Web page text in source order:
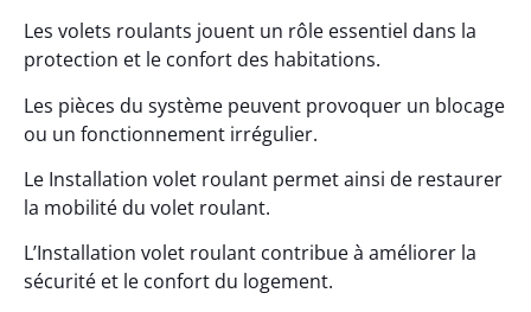
Les volets roulants jouent un rôle essentiel dans la
protection et le confort des habitations.
Les pièces du système peuvent provoquer un blocage
ou un fonctionnement irrégulier.
Le Installation volet roulant permet ainsi de restaurer
la mobilité du volet roulant.
L’Installation volet roulant contribue à améliorer la
sécurité et le confort du logement.